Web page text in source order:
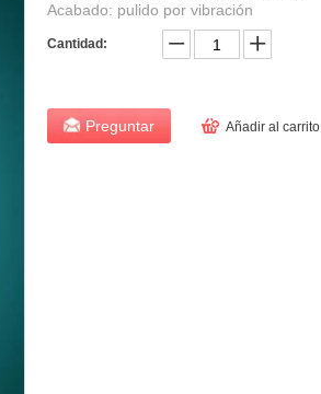
Acabado: pulido por vibración
Cantidad:
Preguntar Añadir al carrito